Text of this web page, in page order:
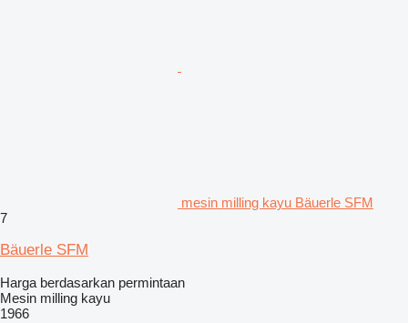
mesin milling kayu Bäuerle SFM
7
Bäuerle SFM
Harga berdasarkan permintaan
Mesin milling kayu
1966